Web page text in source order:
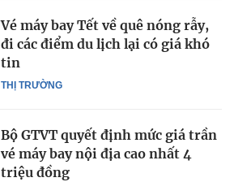
THỊ TRƯỜNG
Vé máy bay Tết về quê nóng rẫy,
đi các điểm du lịch lại có giá khó
tin
Bộ GTVT quyết định mức giá trần
vé máy bay nội địa cao nhất 4
triệu đồng